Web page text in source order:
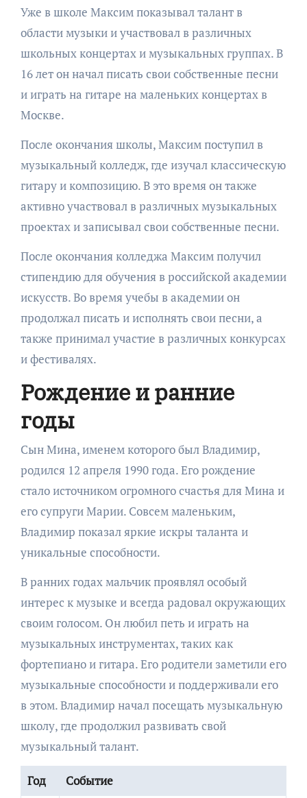
Уже в школе Максим показывал талант в
области музыки и участвовал в различных
школьных концертах и музыкальных группах. В
16 лет он начал писать свои собственные песни
и играть на гитаре на маленьких концертах в
Москве.
После окончания школы, Максим поступил в
музыкальный колледж, где изучал классическую
гитару и композицию. В это время он также
активно участвовал в различных музыкальных
проектах и записывал свои собственные песни.
После окончания колледжа Максим получил
стипендию для обучения в российской академии
искусств. Во время учебы в академии он
продолжал писать и исполнять свои песни, а
также принимал участие в различных конкурсах
и фестивалях.
Рождение и ранние
годы
Сын Мина, именем которого был Владимир,
родился 12 апреля 1990 года. Его рождение
стало источником огромного счастья для Мина и
его супруги Марии. Совсем маленьким,
Владимир показал яркие искры таланта и
уникальные способности.
В ранних годах мальчик проявлял особый
интерес к музыке и всегда радовал окружающих
своим голосом. Он любил петь и играть на
музыкальных инструментах, таких как
фортепиано и гитара. Его родители заметили его
музыкальные способности и поддерживали его
в этом. Владимир начал посещать музыкальную
школу, где продолжил развивать свой
музыкальный талант.
Год Событие